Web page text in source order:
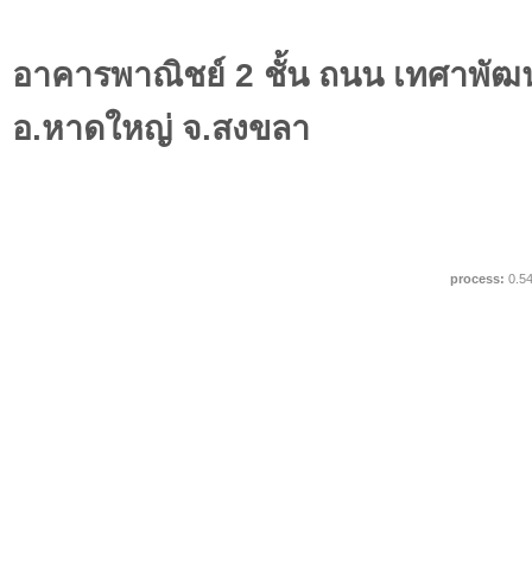
อาคารพาณิชย์ 2 ชั้น ถนน เทศาพั
อ.หาดใหญ่ จ.สงขลา
process: